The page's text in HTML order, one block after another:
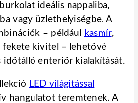
ideális nappaliba,
vagy üzlethelyiségbe. A
– például
kasmír,
fekete kivitel – lehetővé
időtálló enteriőr kialakítását.
LED világítással
hangulatot teremtenek. A